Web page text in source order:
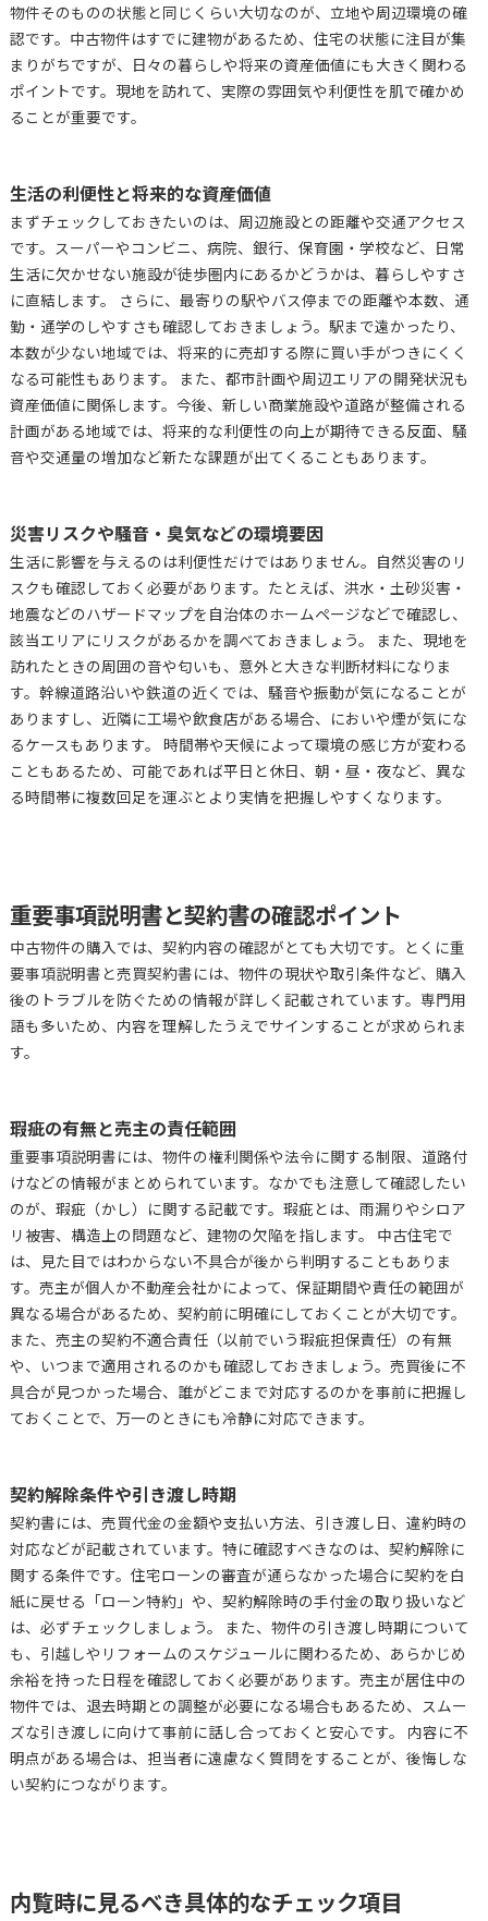
物件そのものの状態と同じくらい大切なのが、立地や周辺環境の確
認です。中古物件はすでに建物があるため、住宅の状態に注目が集
まりがちですが、日々の暮らしや将来の資産価値にも大きく関わる
ポイントです。現地を訪れて、実際の雰囲気や利便性を肌で確かめ
ることが重要です。
生活の利便性と将来的な資産価値
まずチェックしておきたいのは、周辺施設との距離や交通アクセス
です。スーパーやコンビニ、病院、銀行、保育園・学校など、日常
生活に欠かせない施設が徒歩圏内にあるかどうかは、暮らしやすさ
に直結します。 さらに、最寄りの駅やバス停までの距離や本数、通
勤・通学のしやすさも確認しておきましょう。駅まで遠かったり、
本数が少ない地域では、将来的に売却する際に買い手がつきにくく
なる可能性もあります。 また、都市計画や周辺エリアの開発状況も
資産価値に関係します。今後、新しい商業施設や道路が整備される
計画がある地域では、将来的な利便性の向上が期待できる反面、騒
音や交通量の増加など新たな課題が出てくることもあります。
災害リスクや騒音・臭気などの環境要因
生活に影響を与えるのは利便性だけではありません。自然災害のリ
スクも確認しておく必要があります。たとえば、洪水・土砂災害・
地震などのハザードマップを自治体のホームページなどで確認し、
該当エリアにリスクがあるかを調べておきましょう。 また、現地を
訪れたときの周囲の音や匂いも、意外と大きな判断材料になりま
す。幹線道路沿いや鉄道の近くでは、騒音や振動が気になることが
ありますし、近隣に工場や飲食店がある場合、においや煙が気にな
るケースもあります。 時間帯や天候によって環境の感じ方が変わる
こともあるため、可能であれば平日と休日、朝・昼・夜など、異な
る時間帯に複数回足を運ぶとより実情を把握しやすくなります。
重要事項説明書と契約書の確認ポイント
中古物件の購入では、契約内容の確認がとても大切です。とくに重
要事項説明書と売買契約書には、物件の現状や取引条件など、購入
後のトラブルを防ぐための情報が詳しく記載されています。専門用
語も多いため、内容を理解したうえでサインすることが求められま
す。
瑕疵の有無と売主の責任範囲
重要事項説明書には、物件の権利関係や法令に関する制限、道路付
けなどの情報がまとめられています。なかでも注意して確認したい
のが、瑕疵（かし）に関する記載です。瑕疵とは、雨漏りやシロア
リ被害、構造上の問題など、建物の欠陥を指します。 中古住宅で
は、見た目ではわからない不具合が後から判明することもありま
す。売主が個人か不動産会社かによって、保証期間や責任の範囲が
異なる場合があるため、契約前に明確にしておくことが大切です。
また、売主の契約不適合責任（以前でいう瑕疵担保責任）の有無
や、いつまで適用されるのかも確認しておきましょう。売買後に不
具合が見つかった場合、誰がどこまで対応するのかを事前に把握し
ておくことで、万一のときにも冷静に対応できます。
契約解除条件や引き渡し時期
契約書には、売買代金の金額や支払い方法、引き渡し日、違約時の
対応などが記載されています。特に確認すべきなのは、契約解除に
関する条件です。住宅ローンの審査が通らなかった場合に契約を白
紙に戻せる「ローン特約」や、契約解除時の手付金の取り扱いなど
は、必ずチェックしましょう。 また、物件の引き渡し時期について
も、引越しやリフォームのスケジュールに関わるため、あらかじめ
余裕を持った日程を確認しておく必要があります。売主が居住中の
物件では、退去時期との調整が必要になる場合もあるため、スムー
ズな引き渡しに向けて事前に話し合っておくと安心です。 内容に不
明点がある場合は、担当者に遠慮なく質問をすることが、後悔しな
い契約につながります。
内覧時に見るべき具体的なチェック項目